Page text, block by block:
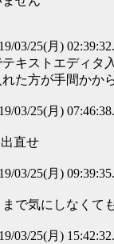
03/25(月)
キストエディタ
た方が手間かか
03/25(月)
直せ
03/25(月)
で気にしなくて
03/25(月)